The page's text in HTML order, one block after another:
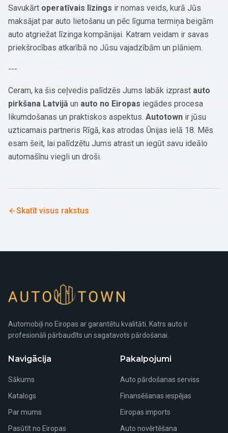
Savukārt operatīvais līzings ir nomas veids, kurā Jūs
maksājat par auto lietošanu un pēc līguma termiņa beigām
auto atgriežat līzinga kompānijai. Katram veidam ir savas
priekšrocības atkarībā no Jūsu vajadzībām un plāniem.
---
Ceram, ka šis ceļvedis palīdzēs Jums labāk izprast auto
pirkšana Latvijā un auto no Eiropas iegādes procesa
likumdošanas un praktiskos aspektus. Autotown ir jūsu
uzticamais partneris Rīgā, kas atrodas Ūnijas ielā 18. Mēs
esam šeit, lai palīdzētu Jums atrast un iegūt savu ideālo
automašīnu viegli un droši.
Skatīt visus rakstus
Automobiļi no Eiropas ar garantētu kvalitāti. Katrs auto ir
profesionāli pārbaudīts un sagatavots pārdošanai.
Navigācija
Sākums
Katalogs
Par mums
Pasūtīt no Eiropas
Pakalpojumi
Auto pārdošanas serviss
Finansēšanas iespējas
Eiropas imports
Auto novērtēšana